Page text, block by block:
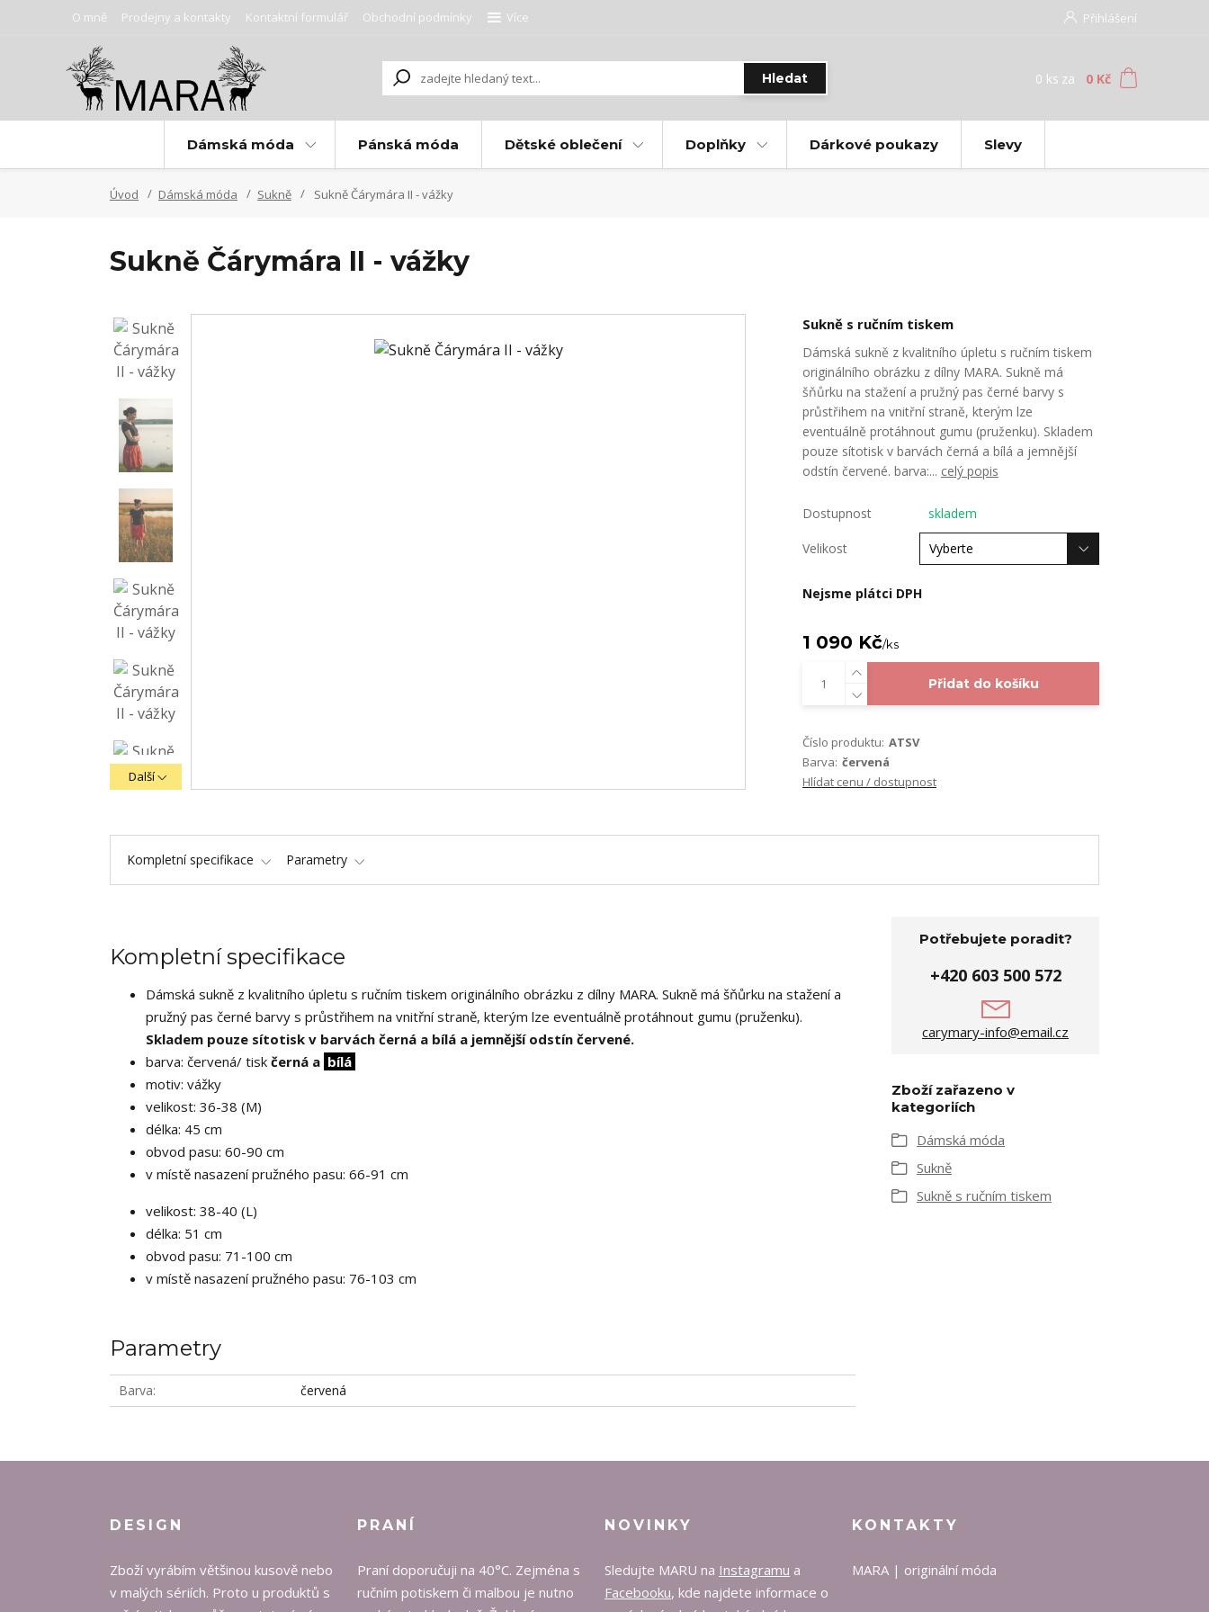
O mně Prodejny a kontakty Kontaktní formulář Obchodní podmínky Více Přihlášení
Hledat 0 ks za 0 Kč
Dámská móda Pánská móda Dětské oblečení Doplňky Dárkové poukazy Slevy
Úvod Dámská móda Sukně Sukně Čárymára II - vážky
Sukně Čárymára II - vážky
Další
Sukně s ručním tiskem
Dámská sukně z kvalitního úpletu s ručním tiskem
originálního obrázku z dílny MARA. Sukně má
šňůrku na stažení a pružný pas černé barvy s
průstřihem na vnitřní straně, kterým lze
eventuálně protáhnout gumu (pruženku). Skladem
pouze sítotisk v barvách černá a bílá a jemnější
odstín červené. barva:... celý popis
Dostupnost skladem
Velikost
Nejsme plátci DPH
1 090 Kč/ks
Přidat do košíku
Číslo produktu: ATSV
Barva: červená
Hlídat cenu / dostupnost
Kompletní specifikace Parametry
Kompletní specifikace
Dámská sukně z kvalitního úpletu s ručním tiskem originálního obrázku z dílny MARA. Sukně má šňůrku na stažení a
pružný pas černé barvy s průstřihem na vnitřní straně, kterým lze eventuálně protáhnout gumu (pruženku).
Skladem pouze sítotisk v barvách černá a bílá a jemnější odstín červené.
barva: červená/ tisk černá a bílá
motiv: vážky
velikost: 36-38 (M)
délka: 45 cm
obvod pasu: 60-90 cm
v místě nasazení pružného pasu: 66-91 cm
velikost: 38-40 (L)
délka: 51 cm
obvod pasu: 71-100 cm
v místě nasazení pružného pasu: 76-103 cm
Parametry
Barva červená
Potřebujete poradit?
+420 603 500 572
carymary-info@email.cz
Zboží zařazeno v
kategoriích
Dámská móda
Sukně
Sukně s ručním tiskem
DESIGN
Zboží vyrábím většinou kusově nebo
v malých sériích. Proto u produktů s
PRANÍ
Praní doporučuji na 40°C. Zejména s
ručním potiskem či malbou je nutno
NOVINKY
Sledujte MARU na Instagramu a
Facebooku, kde najdete informace o
KONTAKTY
MARA | originální móda